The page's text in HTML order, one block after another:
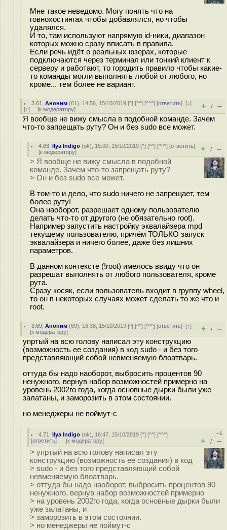
Мне такое неведомо. Могу понять что на
говнохостингах чтобы добавлялся, но чтобы
удалялся.
И то, там используют напрямую id-ники, диапазон
которых можно сразу вписать в правила.
Если речь идёт о реальных юзерах, которые
подключаются через терминал или тонкий клиент к
серверу и работают, то городить правило чтобы какие-
то команды могли выполнять любой от любого, но
кроме... тем более не вариант.
3.61 ,Аноним (61), 14:56, 15/10/2019 [^] [^^] [^^^] [ответить][↓]
[↑] [к модератору] + / –
Я вообще не вижу смысла в подобной команде. Зачем
что-то запрещать руту? Он и без sudo все может.
4.63 ,Ilya Indigo (ok), 15:00, 15/10/2019 [^] [^^] [^^^] [ответить]
[к модератору] + / –
> Я вообще не вижу смысла в подобной
команде. Зачем что-то запрещать руту?
> Он и без sudo все может.
В том-то и дело, что sudo ничего не запрещает, тем
более руту!
Она наоборот, разрешает одному пользователю
делать что-то от другого (не обязательно root).
Например запустить настройку эквалайзера mpd
текущему пользователю, причём ТОЛЬКО запуск
эквалайзера и ничего более, даже без лишних
параметров.
В данном контексте (!root) имелось ввиду что он
разрешат выполнять от любого пользователя, кроме
рута.
Сразу косяк, если пользователь входит в группу wheel,
то он в некоторых случаях может сделать то же что и
root.
3.69 ,Аноним (69), 16:38, 15/10/2019 [^] [^^] [^^^] [ответить][↑]
[к модератору] + / –
упртый на всю голову написал эту конструкцию
(возможность ее создания) в код sudo - и без того
представляющий собой невменяемую блоатварь.
оттуда бы надо наоборот, выбросить процентов 90
ненужного, вернув набор возможностей примерно на
уровень 2002го года, когда основные дырки были уже
залатаны, и заморозить в этом состоянии.
но менеджеры не поймут-с
4.71 ,Ilya Indigo (ok), 16:47, 15/10/2019 [^] [^^] [^^^]
[ответить] [к модератору]
–1
+ / –
> упртый на всю голову написал эту
конструкцию (возможность ее создания) в код
> sudo - и без того представляющий собой
невменяемую блоатварь.
> оттуда бы надо наоборот, выбросить процентов 90
ненужного, вернув набор возможностей примерно
> на уровень 2002го года, когда основные дырки были
уже залатаны, и
> заморозить в этом состоянии.
> но менеджеры не поймут-с